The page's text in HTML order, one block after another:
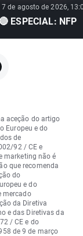
7 de agosto de 2026,
🔴 ESPECIAL: NFP
aceção do artigo
Europeu e do
de
92 / CE e
marketing não é
que recomenda
do
e do
mercado
da Diretiva
e das Diretivas da
/ CE e do
de 9 de março